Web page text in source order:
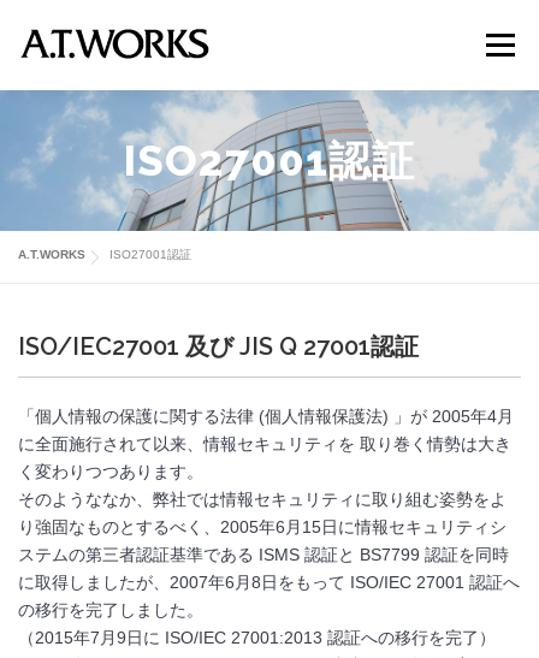
ン
ッ
メニュ
プロダクト ソリューション 課題から探す
会社案内 採用情報 お問い合わせ
ISO27001認証
A.T.WORKS ISO27001認証
ISO/IEC27001 及び JIS Q 27001認証
「個人情報の保護に関する法律 (個人情報保護法) 」が 2005年4月
に全面施行されて以来、情報セキュリティを 取り巻く情勢は大き
く変わりつつあります。
そのようななか、弊社では情報セキュリティに取り組む姿勢をよ
り強固なものとするべく、2005年6月15日に情報セキュリティシ
ステムの第三者認証基準である ISMS 認証と BS7799 認証を同時
に取得しましたが、2007年6月8日をもって ISO/IEC 27001 認証へ
の移行を完了しました。
（2015年7月9日に ISO/IEC 27001:2013 認証への移行を完了）